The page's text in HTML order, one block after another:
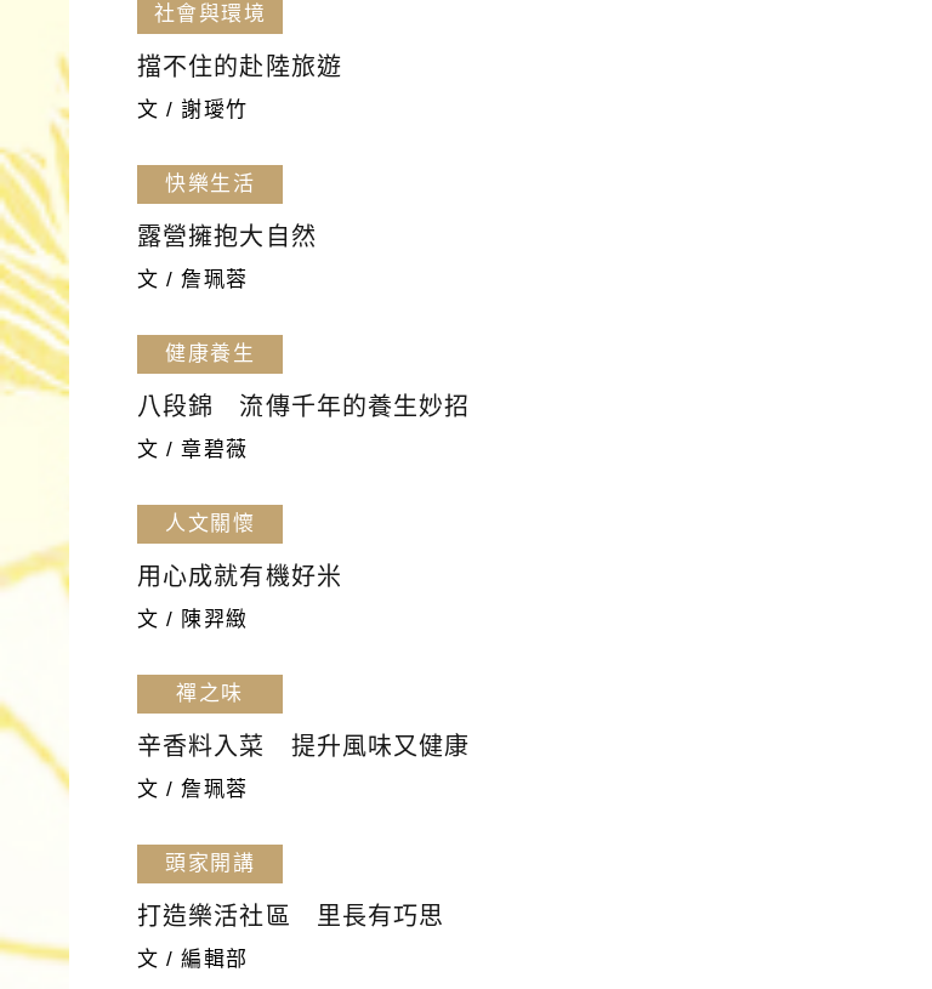
社會與環境
擋不住的赴陸旅遊
文 / 謝璦竹
快樂生活
露營擁抱大自然
文 / 詹珮蓉
健康養生
八段錦 流傳千年的養生妙招
文 / 章碧薇
人文關懷
用心成就有機好米
文 / 陳羿緻
禪之味
辛香料入菜 提升風味又健康
文 / 詹珮蓉
頭家開講
打造樂活社區 里長有巧思
文 / 編輯部